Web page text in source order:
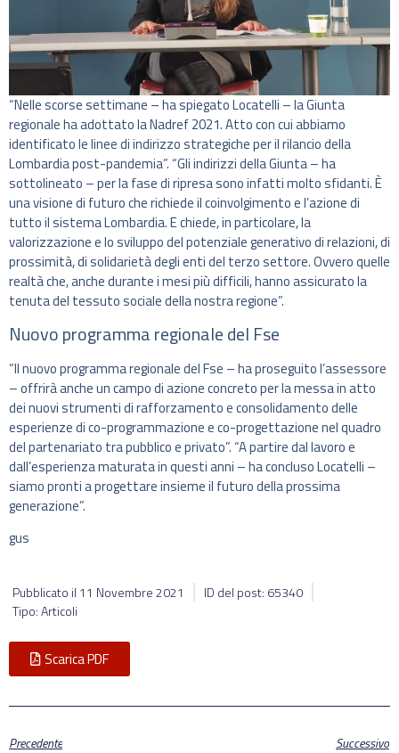
“Nelle scorse settimane – ha spiegato Locatelli – la Giunta
regionale ha adottato la Nadref 2021. Atto con cui abbiamo
identificato le linee di indirizzo strategiche per il rilancio della
Lombardia post-pandemia”. “Gli indirizzi della Giunta – ha
sottolineato – per la fase di ripresa sono infatti molto sfidanti. È
una visione di futuro che richiede il coinvolgimento e l’azione di
tutto il sistema Lombardia. E chiede, in particolare, la
valorizzazione e lo sviluppo del potenziale generativo di relazioni, di
prossimità, di solidarietà degli enti del terzo settore. Ovvero quelle
realtà che, anche durante i mesi più difficili, hanno assicurato la
tenuta del tessuto sociale della nostra regione”.
Nuovo programma regionale del Fse
“Il nuovo programma regionale del Fse – ha proseguito l’assessore
– offrirà anche un campo di azione concreto per la messa in atto
dei nuovi strumenti di rafforzamento e consolidamento delle
esperienze di co-programmazione e co-progettazione nel quadro
del partenariato tra pubblico e privato”. “A partire dal lavoro e
dall’esperienza maturata in questi anni – ha concluso Locatelli –
siamo pronti a progettare insieme il futuro della prossima
generazione”.
gus
Pubblicato il 11 Novembre 2021
ID del post: 65340
Tipo: Articoli
Scarica PDF
Precedente Successivo